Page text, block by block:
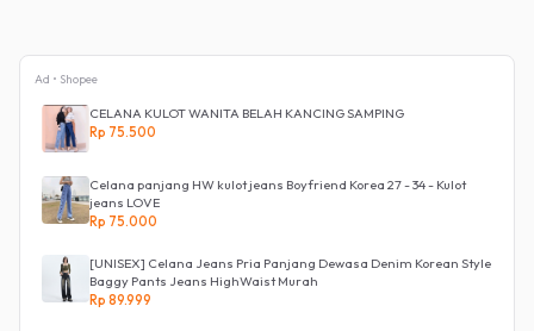
Ad • Shopee
CELANA KULOT WANITA BELAH KANCING SAMPING
Rp 75.500
Celana panjang HW kulot jeans Boyfriend Korea 27 - 34 - Kulot
jeans LOVE
Rp 75.000
[UNISEX] Celana Jeans Pria Panjang Dewasa Denim Korean Style
Baggy Pants Jeans HighWaist Murah
Rp 89.999